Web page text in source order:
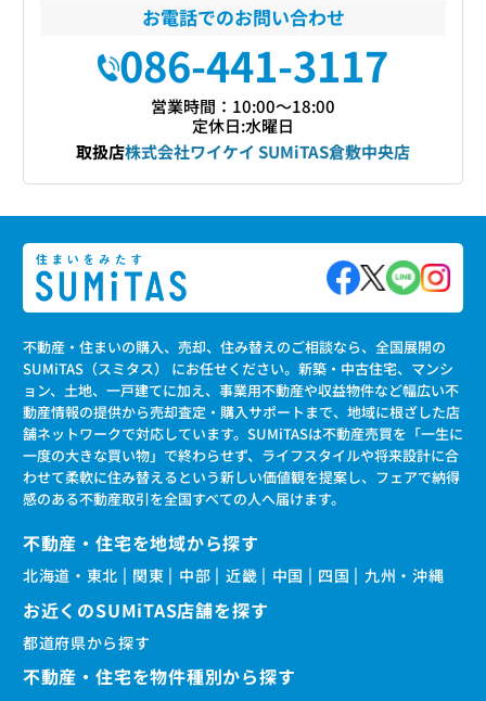
お電話でのお問い合わせ
086-441-3117
営業時間：10:00〜18:00
定休日:水曜日
取扱店株式会社ワイケイ SUMiTAS倉敷中央店
不動産・住まいの購入、売却、住み替えのご相談なら、全国展開の
SUMiTAS（スミタス） にお任せください。新築・中古住宅、マンシ
ョン、土地、一戸建てに加え、事業用不動産や収益物件など幅広い不
動産情報の提供から売却査定・購入サポートまで、地域に根ざした店
舗ネットワークで対応しています。SUMiTASは不動産売買を「一生に
一度の大きな買い物」で終わらせず、ライフスタイルや将来設計に合
わせて柔軟に住み替えるという新しい価値観を提案し、フェアで納得
感のある不動産取引を全国すべての人へ届けます。
不動産・住宅を地域から探す
北海道・東北 関東 中部 近畿 中国 四国 九州・沖縄
お近くのSUMiTAS店舗を探す
都道府県から探す
不動産・住宅を物件種別から探す